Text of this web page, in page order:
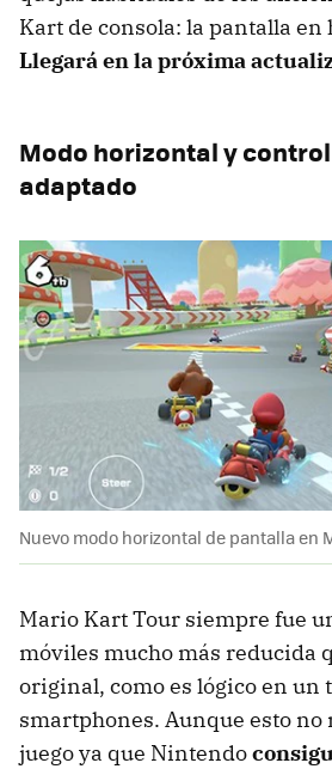
Kart de consola: la pantalla
Llegará en la próxima
Modo horizontal y
adaptado
Nuevo modo horizontal de pantalla en
Mario Kart Tour siempre fue
móviles mucho más reducida
original, como es lógico en un
smartphones. Aunque esto
juego ya que Nintendo